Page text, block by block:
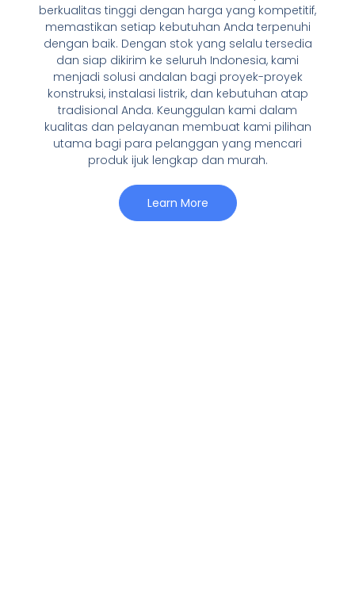
berkualitas tinggi dengan harga yang kompetitif,
memastikan setiap kebutuhan Anda terpenuhi
dengan baik. Dengan stok yang selalu tersedia
dan siap dikirim ke seluruh Indonesia, kami
menjadi solusi andalan bagi proyek-proyek
konstruksi, instalasi listrik, dan kebutuhan atap
tradisional Anda. Keunggulan kami dalam
kualitas dan pelayanan membuat kami pilihan
utama bagi para pelanggan yang mencari
produk ijuk lengkap dan murah.
Learn More